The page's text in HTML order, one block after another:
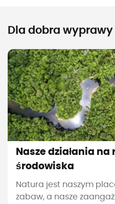
Dla dobra
Nasze działania na
środowiska
Natura jest naszym
zabaw, a nasze